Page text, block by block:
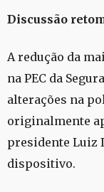
Discussão
A redução da
na PEC da
alterações na
originalmente
presidente Luiz
dispositivo.